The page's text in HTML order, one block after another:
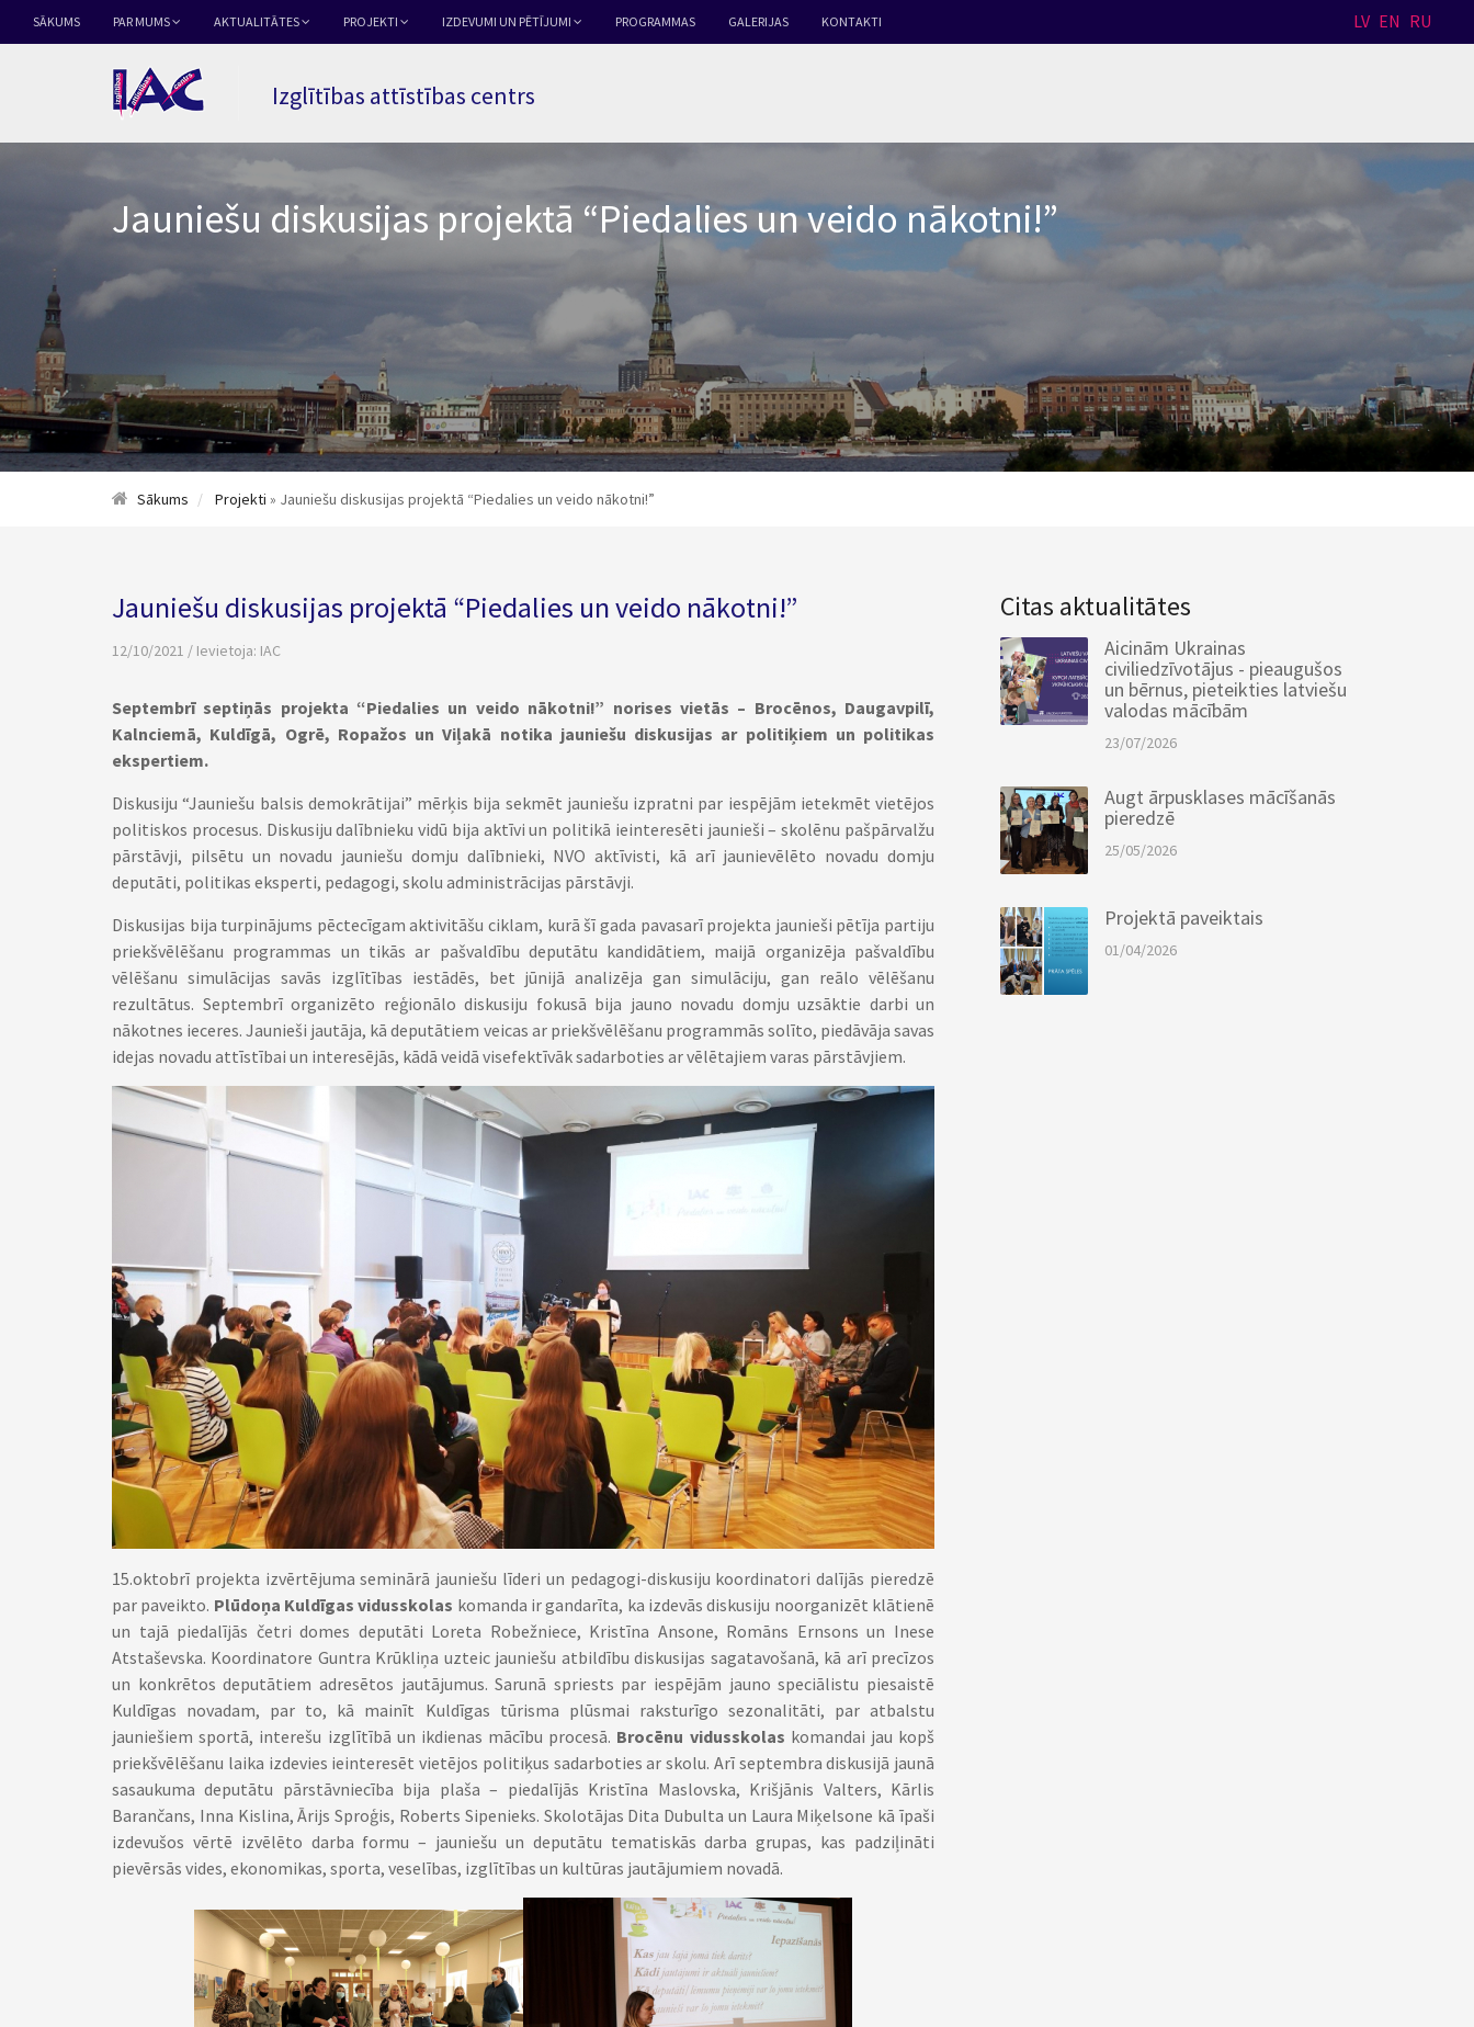
SĀKUMS PAR MUMS AKTUALITĀTES PROJEKTI IZDEVUMI UN PĒTĪJUMI PROGRAMMAS GALERIJAS KONTAKTI LV EN RU
Izglītības attīstības centrs
Jauniešu diskusijas projektā “Piedalies un veido nākotni!”
Sākums Projekti » Jauniešu diskusijas projektā “Piedalies un veido nākotni!”
Jauniešu diskusijas projektā “Piedalies un veido nākotni!”
12/10/2021 / Ievietoja: IAC
Septembrī septiņās projekta “Piedalies un veido nākotni!” norises vietās – Brocēnos, Daugavpilī,
Kalnciemā, Kuldīgā, Ogrē, Ropažos un Viļakā notika jauniešu diskusijas ar politiķiem un politikas
ekspertiem.
Diskusiju “Jauniešu balsis demokrātijai” mērķis bija sekmēt jauniešu izpratni par iespējām ietekmēt vietējos
politiskos procesus. Diskusiju dalībnieku vidū bija aktīvi un politikā ieinteresēti jaunieši – skolēnu pašpārvalžu
pārstāvji, pilsētu un novadu jauniešu domju dalībnieki, NVO aktīvisti, kā arī jaunievēlēto novadu domju
deputāti, politikas eksperti, pedagogi, skolu administrācijas pārstāvji.
Diskusijas bija turpinājums pēctecīgam aktivitāšu ciklam, kurā šī gada pavasarī projekta jaunieši pētīja partiju
priekšvēlēšanu programmas un tikās ar pašvaldību deputātu kandidātiem, maijā organizēja pašvaldību
vēlēšanu simulācijas savās izglītības iestādēs, bet jūnijā analizēja gan simulāciju, gan reālo vēlēšanu
rezultātus. Septembrī organizēto reģionālo diskusiju fokusā bija jauno novadu domju uzsāktie darbi un
nākotnes ieceres. Jaunieši jautāja, kā deputātiem veicas ar priekšvēlēšanu programmās solīto, piedāvāja savas
idejas novadu attīstībai un interesējās, kādā veidā visefektīvāk sadarboties ar vēlētajiem varas pārstāvjiem.
15.oktobrī projekta izvērtējuma seminārā jauniešu līderi un pedagogi-diskusiju koordinatori dalījās pieredzē
par paveikto. Plūdoņa Kuldīgas vidusskolas komanda ir gandarīta, ka izdevās diskusiju noorganizēt klātienē
un tajā piedalījās četri domes deputāti Loreta Robežniece, Kristīna Ansone, Romāns Ernsons un Inese
Atstaševska. Koordinatore Guntra Krūkliņa uzteic jauniešu atbildību diskusijas sagatavošanā, kā arī precīzos
un konkrētos deputātiem adresētos jautājumus. Sarunā spriests par iespējām jauno speciālistu piesaistē
Kuldīgas novadam, par to, kā mainīt Kuldīgas tūrisma plūsmai raksturīgo sezonalitāti, par atbalstu
jauniešiem sportā, interešu izglītībā un ikdienas mācību procesā. Brocēnu vidusskolas komandai jau kopš
priekšvēlēšanu laika izdevies ieinteresēt vietējos politiķus sadarboties ar skolu. Arī septembra diskusijā jaunā
sasaukuma deputātu pārstāvniecība bija plaša – piedalījās Kristīna Maslovska, Krišjānis Valters, Kārlis
Barančans, Inna Kislina, Ārijs Sproģis, Roberts Sipenieks. Skolotājas Dita Dubulta un Laura Miķelsone kā īpaši
izdevušos vērtē izvēlēto darba formu – jauniešu un deputātu tematiskās darba grupas, kas padziļināti
pievērsās vides, ekonomikas, sporta, veselības, izglītības un kultūras jautājumiem novadā.
Citas aktualitātes
Aicinām Ukrainas
civiliedzīvotājus - pieaugušos
un bērnus, pieteikties latviešu
valodas mācībām
23/07/2026
Augt ārpusklases mācīšanās
pieredzē
25/05/2026
Projektā paveiktais
01/04/2026